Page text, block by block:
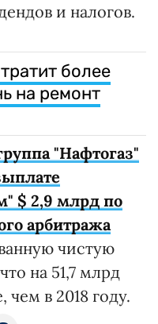
и налогов.
более
на ремонт
"Нафтогаз"
$ 2,9 млрд по
арбитража
чистую
на 51,7 млрд
чем в 2018 году.